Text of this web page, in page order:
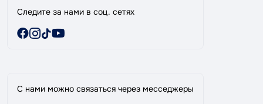
Следите за нами в соц. сетях
С нами можно связаться через месседжеры